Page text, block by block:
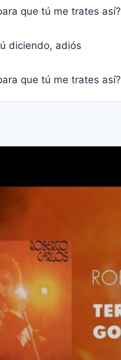
que tú me trates así?
diciendo, adiós
que tú me trates así?